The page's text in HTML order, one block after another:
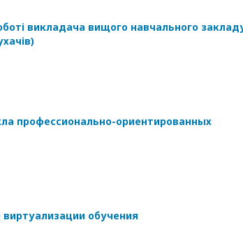
викладача вищого навчального
профессионально-ориентированных
обучения